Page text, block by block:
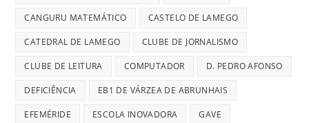
CANGURU MATEMÁTICO CASTELO DE LAMEGO
CATEDRAL DE LAMEGO CLUBE DE JORNALISMO
CLUBE DE LEITURA COMPUTADOR D. PEDRO AFONSO
DEFICIÊNCIA EB1 DE VÁRZEA DE ABRUNHAIS
EFEMÉRIDE ESCOLA INOVADORA GAVE